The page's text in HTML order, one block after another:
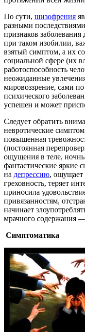
По сути, шизофрения
разными
признаков
при таком изобилии,
взятый симптом, а их
социальной сфере (их
работоспособность
неожиданные
мировоззрение, сами
психического
успешен и может
Следует обратить
невротические
повышенная
(постоянная
ощущения в теле,
фантастические яркие
на депрессию, ощущает
греховность, теряет
приносила
привязанностям,
начинает
мрачного содержания
Симптоматика